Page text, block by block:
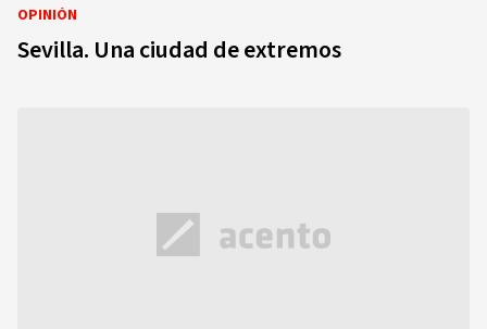
OPINIÓN
Sevilla. Una ciudad de extremos